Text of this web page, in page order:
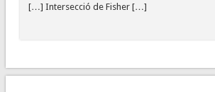
[…] Intersecció de Fisher […]